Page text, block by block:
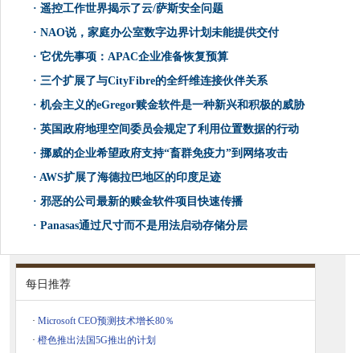
· 遥控工作世界揭示了云/萨斯安全问题
· NAO说，家庭办公室数字边界计划未能提供交付
· 它优先事项：APAC企业准备恢复预算
· 三个扩展了与CityFibre的全纤维连接伙伴关系
· 机会主义的eGregor赎金软件是一种新兴和积极的威胁
· 英国政府地理空间委员会规定了利用位置数据的行动
· 挪威的企业希望政府支持“畜群免疫力”到网络攻击
· AWS扩展了海德拉巴地区的印度足迹
· 邪恶的公司最新的赎金软件项目快速传播
· Panasas通过尺寸而不是用法启动存储分层
每日推荐
· Microsoft CEO预测技术增长80％
· 橙色推出法国5G推出的计划